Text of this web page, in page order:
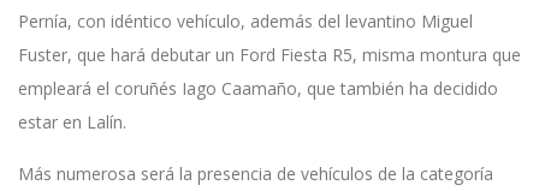
Pernía, con idéntico vehículo, además del levantino Miguel
Fuster, que hará debutar un Ford Fiesta R5, misma montura que
empleará el coruñés Iago Caamaño, que también ha decidido
estar en Lalín.
Más numerosa será la presencia de vehículos de la categoría